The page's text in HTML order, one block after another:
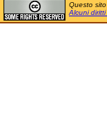
Questo
Alcuni diritti